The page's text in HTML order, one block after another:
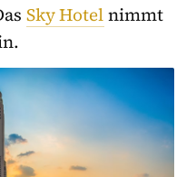
Sky Hotelnimmt